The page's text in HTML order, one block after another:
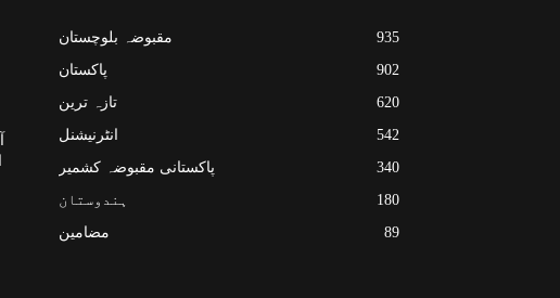
مقبوضہ بلوچستان
935
پاکستان
902
تازہ ترین
620
انٹرنیشنل
542
پاکستانی مقبوضہ کشمیر
340
ہندوستان
180
مضامین
89